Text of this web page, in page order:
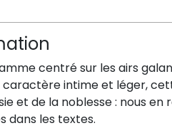
centré sur les airs
caractère intime et léger,
et de la noblesse : nous
dans les textes.